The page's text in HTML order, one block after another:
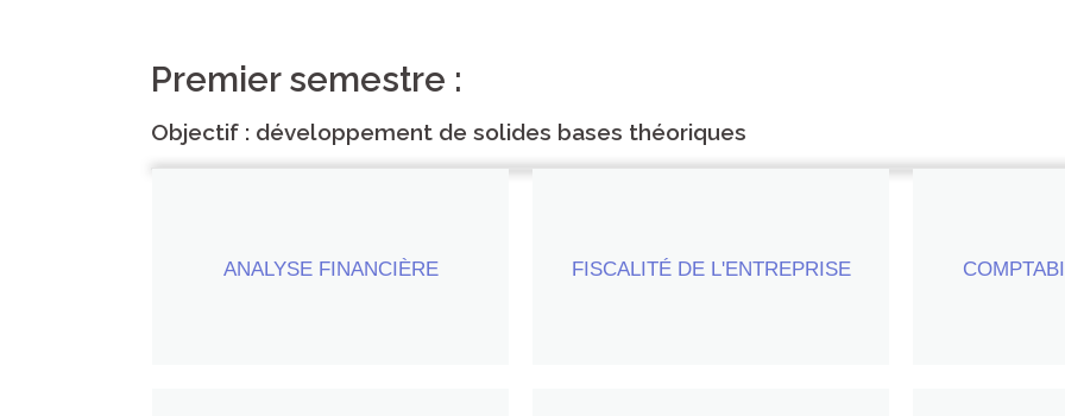
Premier semestre :
Objectif : développement de solides bases théoriques
ANALYSE FINANCIÈRE
20 heures par semestre
FISCALITÉ DE L'ENTREPRISE
30 heures par semestre
30